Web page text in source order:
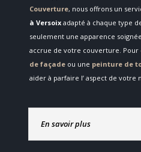
Couverture, nous offrons un
à Versoixadapté à chaque type
seulement une apparence
accrue de votre couverture. Pour
de façade ou une peinture de
aider à parfaire l’ aspect de votre
En savoir plus